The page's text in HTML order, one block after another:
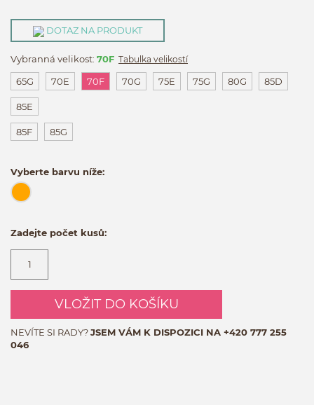
DOTAZ NA PRODUKT
Vybranná velikost: 70F Tabulka velikostí
65G 70E 70F 70G 75E 75G 80G 85D
85E
85F 85G
Vyberte barvu níže:
Zadejte počet kusů:
VLOŽIT DO KOŠÍKU
NEVÍTE SI RADY?JSEM VÁM K DISPOZICI NA +420 777 255
046